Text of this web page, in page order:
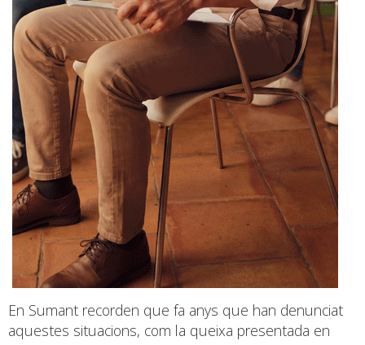
En Sumant recorden que fa anys que han denunciat
aquestes situacions, com la queixa presentada en